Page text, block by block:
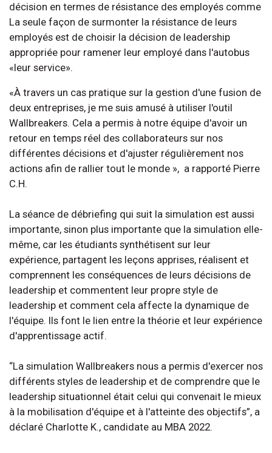
décision en termes de résistance des employés comme
La seule façon de surmonter la résistance de leurs
employés est de choisir la décision de leadership
appropriée pour ramener leur employé dans l'autobus
«leur service».
«À travers un cas pratique sur la gestion d'une fusion de
deux entreprises, je me suis amusé à utiliser l'outil
Wallbreakers. Cela a permis à notre équipe d'avoir un
retour en temps réel des collaborateurs sur nos
différentes décisions et d'ajuster régulièrement nos
actions afin de rallier tout le monde », a rapporté Pierre
C.H.
La séance de débriefing qui suit la simulation est aussi
importante, sinon plus importante que la simulation elle-
même, car les étudiants synthétisent sur leur
expérience, partagent les leçons apprises, réalisent et
comprennent les conséquences de leurs décisions de
leadership et commentent leur propre style de
leadership et comment cela affecte la dynamique de
l'équipe. Ils font le lien entre la théorie et leur expérience
d'apprentissage actif.
“La simulation Wallbreakers nous a permis d'exercer nos
différents styles de leadership et de comprendre que le
leadership situationnel était celui qui convenait le mieux
à la mobilisation d'équipe et à l'atteinte des objectifs”, a
déclaré Charlotte K., candidate au MBA 2022.